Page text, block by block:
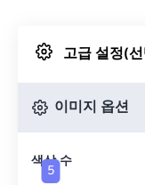
고급 설정(
이미지 옵션
색상 수
5